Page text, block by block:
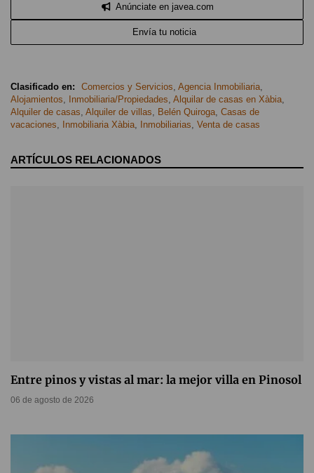
Anúnciate en javea.com
Envía tu noticia
Clasificado en: Comercios y Servicios Agencia Inmobiliaria
Alojamientos
Inmobiliaria/Propiedades Alquilar de casas en Xàbia
Alquiler de casas Alquiler de villas Belén Quiroga Casas de
vacaciones
Inmobiliaria Xàbia Inmobiliarias Venta de casas
ARTÍCULOS RELACIONADOS
Entre pinos y vistas al mar: la mejor villa en Pinosol
06 de agosto de 2026